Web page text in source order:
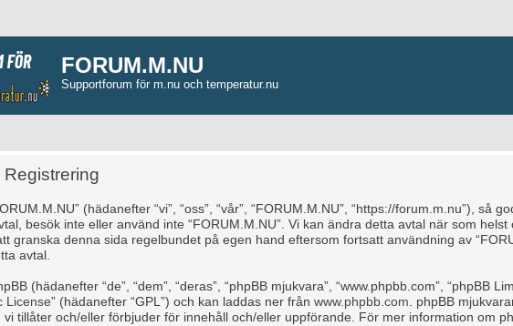
FORUM.M.NU
Supportforum för m.nu och temperatur.nu
(hädanefter “vi”, “oss”, “vår”, “FORUM.M.NU”, “https://forum.m.nu”),
besök inte eller använd inte “FORUM.M.NU”. Vi kan ändra detta avtal när som
granska denna sida regelbundet på egen hand eftersom fortsatt användning av
avtal.
(hädanefter “de”, “dem”, “deras”, “phpBB mjukvara”, “www.phpbb.com”, “phpBB
License” (hädanefter “GPL”) och kan laddas ner från www.phpbb.com . phpBB
vi tillåter och/eller förbjuder för innehåll och/eller uppförande. För mer information om